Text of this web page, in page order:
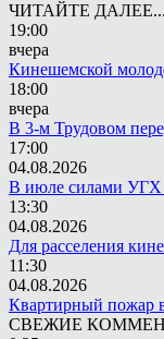
ЧИТАЙТЕ ДАЛЕЕ...
19:00
вчера
Кинешемской
18:00
вчера
В 3-м Трудовом
17:00
04.08.2026
В июле силами УГХ
13:30
04.08.2026
Для расселения
11:30
04.08.2026
Квартирный пожар
СВЕЖИЕ